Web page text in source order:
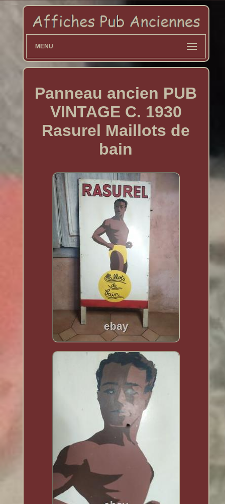
MENU
Panneau ancien PUB
VINTAGE C. 1930
Rasurel Maillots de
bain